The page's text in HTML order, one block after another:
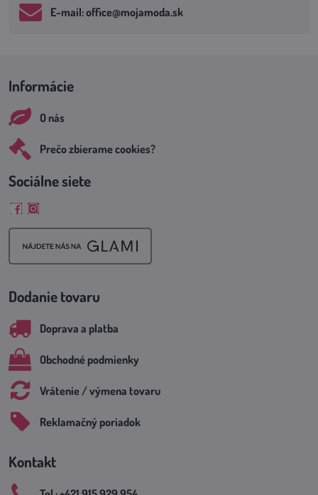
E-mail: office​@mojamoda​.sk
Informácie
O nás
Prečo zbierame cookies?
Sociálne siete
FacebookInstagram
Dodanie tovaru
Doprava a platba
Obchodné podmienky
Vrátenie / výmena tovaru
Reklamačný poriadok
Kontakt